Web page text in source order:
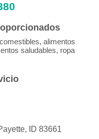
alimentos
saludables, ropa
ID 83661